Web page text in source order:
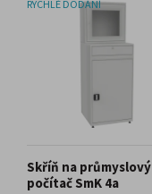
RYCHLÉ DODÁNÍ
Skříň na průmyslový
počítač SmK 4a